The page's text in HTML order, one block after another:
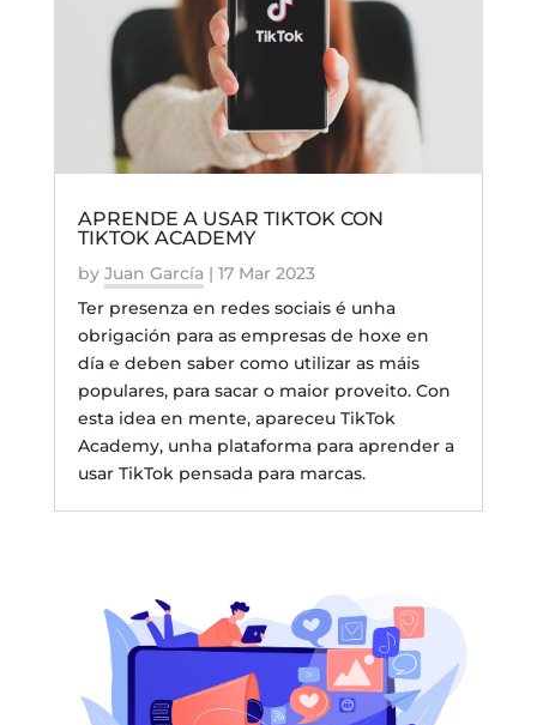
APRENDE A USAR TIKTOK CON
TIKTOK ACADEMY
by Juan García | 17 Mar 2023
Ter presenza en redes sociais é unha
obrigación para as empresas de hoxe en
día e deben saber como utilizar as máis
populares, para sacar o maior proveito. Con
esta idea en mente, apareceu TikTok
Academy, unha plataforma para aprender a
usar TikTok pensada para marcas.